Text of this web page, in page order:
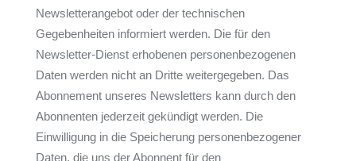
Newsletterangebot oder der technischen
Gegebenheiten informiert werden. Die für den
Newsletter-Dienst erhobenen personenbezogenen
Daten werden nicht an Dritte weitergegeben. Das
Abonnement unseres Newsletters kann durch den
Abonnenten jederzeit gekündigt werden. Die
Einwilligung in die Speicherung personenbezogener
Daten, die uns der Abonnent für den